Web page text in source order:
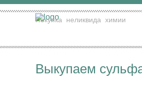
Покупка неликвида химии
Выкупаем